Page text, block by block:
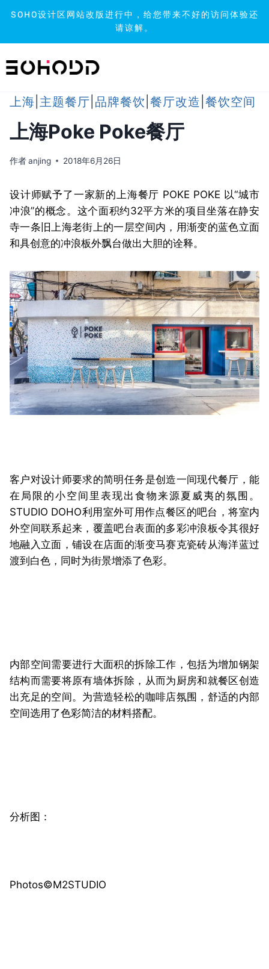
SOHO设计区网站改版进行中，给您带来不好的访问体验还
请谅解。
到
上海 主题餐厅 品牌餐饮 餐厅改造 餐饮空间
上海Poke Poke餐厅
作者anjing 2018年6月26日
设计师赋予了一家新的上海餐厅 POKE POKE 以“城市
冲浪”的概念。这个面积约32平方米的项目坐落在静安
寺一条旧上海老街上的一层空间内，用渐变的蓝色立面
和具创意的冲浪板外飘台做出大胆的诠释。
客户对设计师要求的简明任务是创造一间现代餐厅，能
在局限的小空间里表现出食物来源夏威夷的氛围。
STUDIO DOHO利用室外可用作点餐区的吧台，将室内
外空间联系起来，覆盖吧台表面的多彩冲浪板令其很好
地融入立面，铺设在店面的渐变马赛克瓷砖从海洋蓝过
渡到白色，同时为街景增添了色彩。
内部空间需要进行大面积的拆除工作，包括为增加钢架
结构而需要将原有墙体拆除，从而为厨房和就餐区创造
出充足的空间。为营造轻松的咖啡店氛围，舒适的内部
空间选用了色彩简洁的材料搭配。
分析图：
Photos©️M2STUDIO